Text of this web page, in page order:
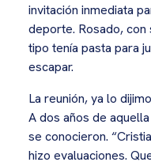
invitación inmediata
deporte. Rosado,
tipo tenía pasta para
escapar.
La reunión, ya lo
A dos años de
se conocieron.
hizo evaluaciones.